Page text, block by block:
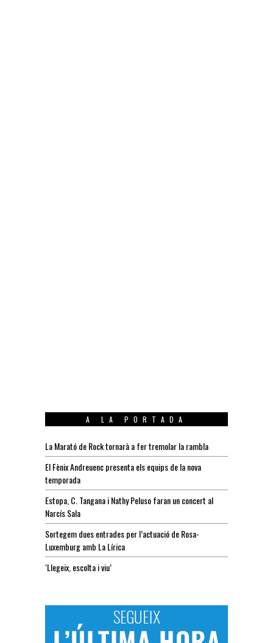
A LA PORTADA
La Marató de Rock tornarà a fer tremolar la rambla
El Fènix Andreuenc presenta els equips de la nova
temporada
Estopa, C. Tangana i Nathy Peluso faran un concert al
Narcís Sala
Sortegem dues entrades per l’actuació de Rosa-
Luxemburg amb La Lírica
‘Llegeix, escolta i viu’